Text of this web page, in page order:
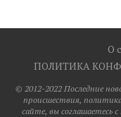
О
ПОЛИТИКА
© 2012-2022 Последние
происшествия,
сайте, вы соглашаетесь